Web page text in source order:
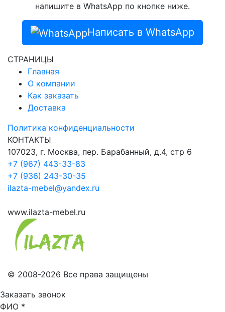
напишите в WhatsApp по кнопке ниже.
Написать в WhatsApp
СТРАНИЦЫ
Главная
О компании
Как заказать
Доставка
Политика конфиденциальности
КОНТАКТЫ
107023, г. Москва, пер. Барабанный, д.4, стр 6
+7 (967) 443-33-83
+7 (936) 243-30-35
ilazta-mebel@yandex.ru
www.ilazta-mebel.ru
© 2008-2026 Все права защищены
Заказать звонок
ФИО *